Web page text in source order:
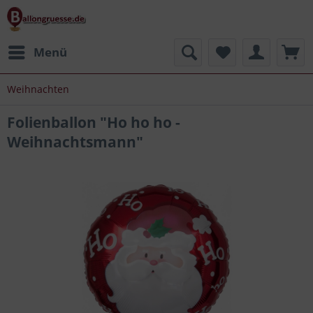
Menü
Weihnachten
Folienballon "Ho ho ho -
Weihnachtsmann"